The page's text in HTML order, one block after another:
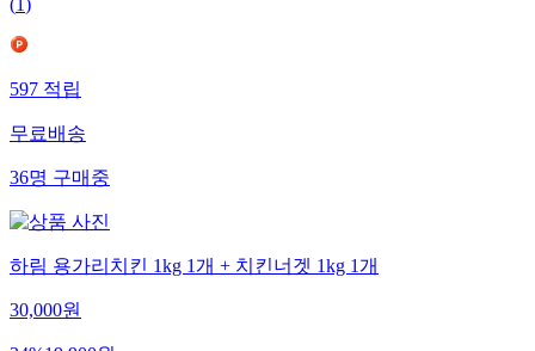
(1)
597적립
무료배송
36명구매중
하림 용가리치킨 1kg 1개 + 치킨너겟 1kg 1개
30,000원